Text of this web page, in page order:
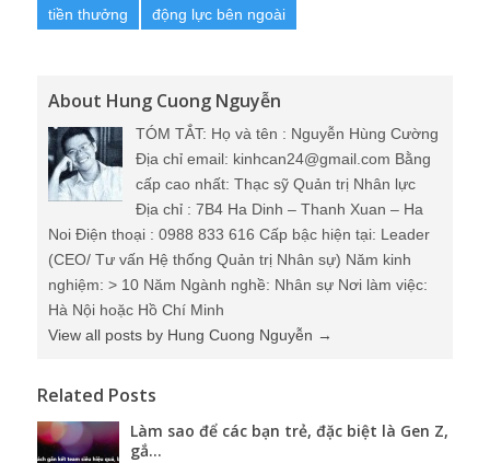
tiền thưởng
động lực bên ngoài
About Hung Cuong Nguyễn
TÓM TẮT: Họ và tên : Nguyễn Hùng Cường
Địa chỉ email: kinhcan24@gmail.com Bằng
cấp cao nhất: Thạc sỹ Quản trị Nhân lực
Địa chỉ : 7B4 Ha Dinh – Thanh Xuan – Ha
Noi Điện thoại : 0988 833 616 Cấp bậc hiện tại: Leader
(CEO/ Tư vấn Hệ thống Quản trị Nhân sự) Năm kinh
nghiệm: > 10 Năm Ngành nghề: Nhân sự Nơi làm việc:
Hà Nội hoặc Hồ Chí Minh
View all posts by Hung Cuong Nguyễn →
Related Posts
Làm sao để các bạn trẻ, đặc biệt là Gen Z,
gắ...